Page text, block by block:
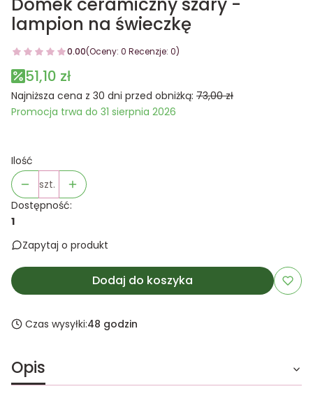
lampion na świeczkę
0.00(Oceny: 0 Recenzje: 0)
51,10 zł
Najniższa cena z 30 dni przed obniżką: 73,00 zł
Promocja trwa do 31 sierpnia 2026
Ilość
szt.
Dostępność:
1
Zapytaj o produkt
Dodaj do koszyka
Czas wysyłki:48 godzin
Opis